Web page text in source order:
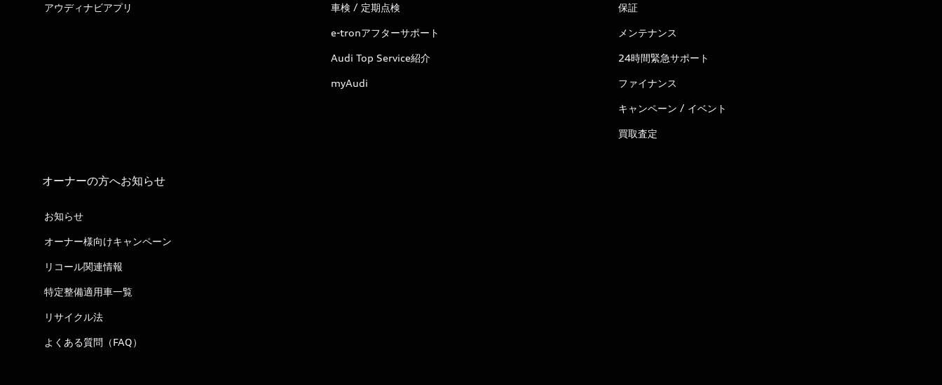
アウディナビアプリ 車検 / 定期点検
e-tronアフターサポート
Audi Top Service紹介
myAudi
保証
メンテナンス
24時間緊急サポート
ファイナンス
キャンペーン / イベント
買取査定
オーナーの方へお知らせ
お知らせ
オーナー様向けキャンペーン
リコール関連情報
特定整備適用車一覧
リサイクル法
よくある質問（FAQ）